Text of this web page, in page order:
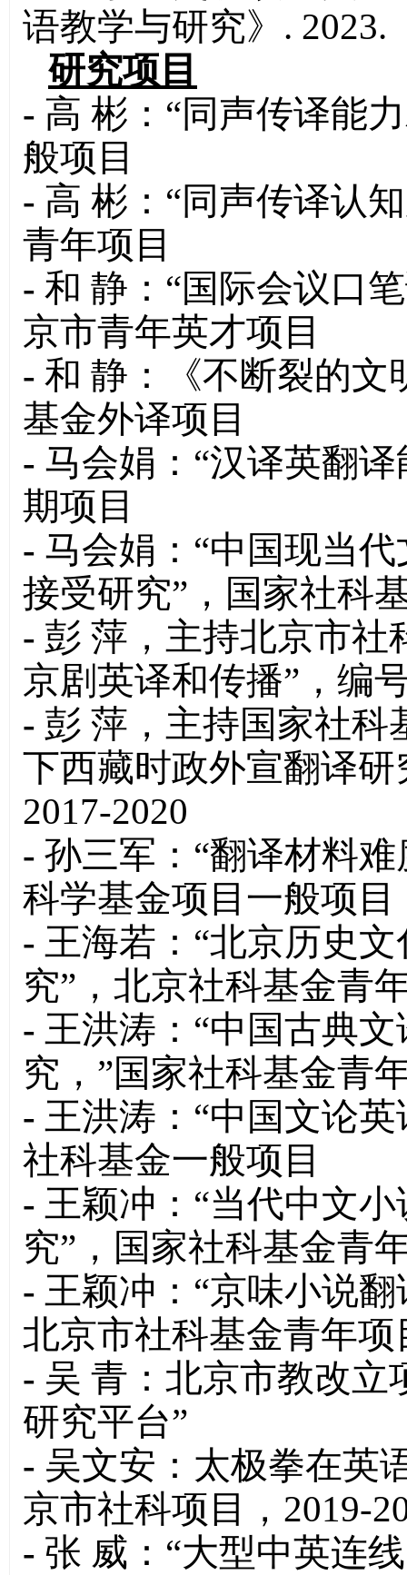
语教学与研究》. 2023.
研究项目
- 高 彬：“同声传译能
般项目
- 高 彬：“同声传译认
青年项目
- 和 静：“国际会议口
京市青年英才项目
- 和 静：《不断裂的文
基金外译项目
- 马会娟：“汉译英翻
期项目
- 马会娟：“中国现当
接受研究”，国家社科
- 彭 萍，主持北京市社
京剧英译和传播”，编
- 彭 萍，主持国家社科
下西藏时政外宣翻译
2017-2020
- 孙三军：“翻译材料
科学基金项目一般项目
- 王海若：“北京历史
究”，北京社科基金青
- 王洪涛：“中国古典
究，”国家社科基金青
- 王洪涛：“中国文论
社科基金一般项目
- 王颖冲：“当代中文
究”，国家社科基金青
- 王颖冲：“京味小说
北京市社科基金青年项
- 吴 青：北京市教改立
研究平台”
- 吴文安：太极拳在英
京市社科项目，2019-
- 张 威：“大型中英连